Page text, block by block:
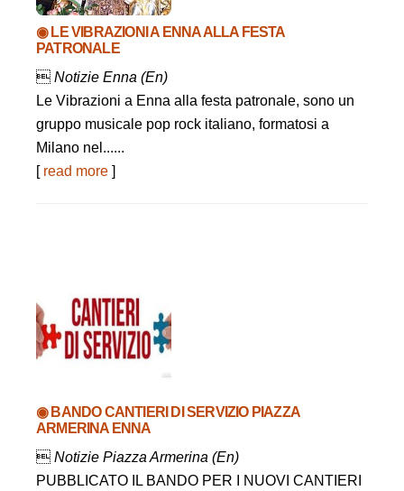
◉ LE VIBRAZIONI A ENNA ALLA FESTA
PATRONALE
 Notizie Enna (En)
Le Vibrazioni a Enna alla festa patronale, sono un
gruppo musicale pop rock italiano, formatosi a
Milano nel......
[ read more ]
◉ BANDO CANTIERI DI SERVIZIO PIAZZA
ARMERINA ENNA
 Notizie Piazza Armerina (En)
PUBBLICATO IL BANDO PER I NUOVI CANTIERI